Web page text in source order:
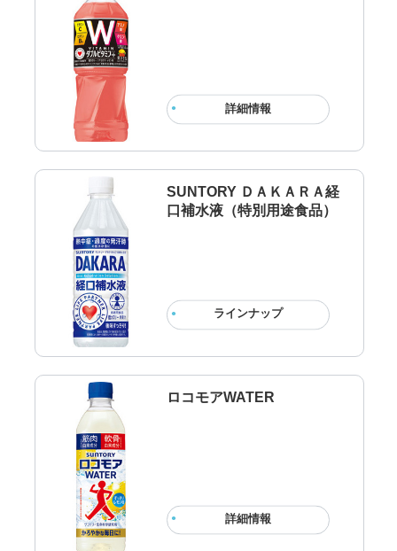
詳細情報
SUNTORY ＤＡＫＡＲＡ経
口補水液（特別用途食品）
ラインナップ
ロコモアWATER
詳細情報